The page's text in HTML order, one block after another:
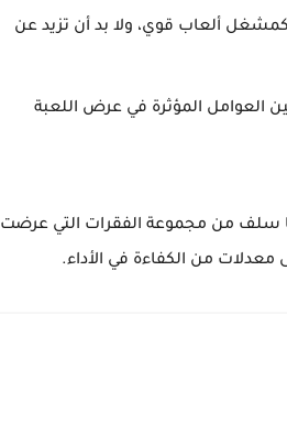
ألعاب قوي، ولا بد أن تزيد عن
العوامل المؤثرة في عرض اللعبة
سلف من مجموعة الفقرات التي عرضت
معدلات من الكفاءة في الأداء.